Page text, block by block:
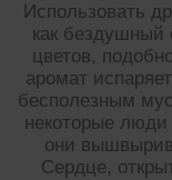
Использовать
как бездушный
цветов,
аромат
бесполезным
некоторые
они
Сердце,